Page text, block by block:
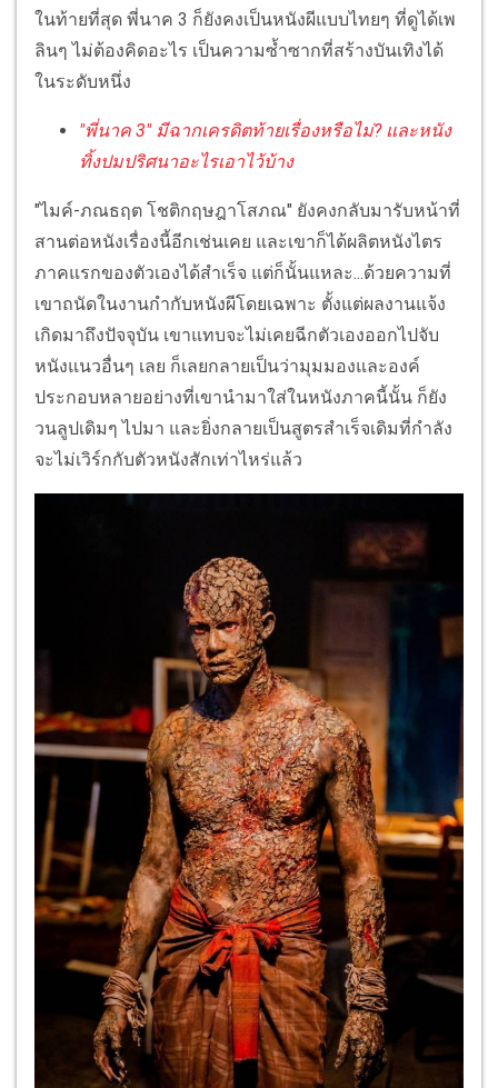
ในท้ายที่สุด พี่นาค 3 ก็ยังคงเป็นหนังผีแบบไทยๆ ที่ดูได้เพ
ลินๆ ไม่ต้องคิดอะไร เป็นความซ้ำซากที่สร้างบันเทิงได้
ในระดับหนึ่ง
"พี่นาค 3" มีฉากเครดิตท้ายเรื่องหรือไม่? และหนัง
ทิ้งปมปริศนาอะไรเอาไว้บ้าง
"ไมค์-ภณธฤต โชติกฤษฎาโสภณ" ยังคงกลับมารับหน้าที่
สานต่อหนังเรื่องนี้อีกเช่นเคย และเขาก็ได้ผลิตหนังไตร
ภาคแรกของตัวเองได้สำเร็จ แต่ก็นั้นแหละ...ด้วยความที่
เขาถนัดในงานกำกับหนังผีโดยเฉพาะ ตั้งแต่ผลงานแจ้ง
เกิดมาถึงปัจจุบัน เขาแทบจะไม่เคยฉีกตัวเองออกไปจับ
หนังแนวอื่นๆ เลย ก็เลยกลายเป็นว่ามุมมองและองค์
ประกอบหลายอย่างที่เขานำมาใส่ในหนังภาคนี้นั้น ก็ยัง
วนลูปเดิมๆ ไปมา และยิ่งกลายเป็นสูตรสำเร็จเดิมที่กำลัง
จะไม่เวิร์กกับตัวหนังสักเท่าไหร่แล้ว